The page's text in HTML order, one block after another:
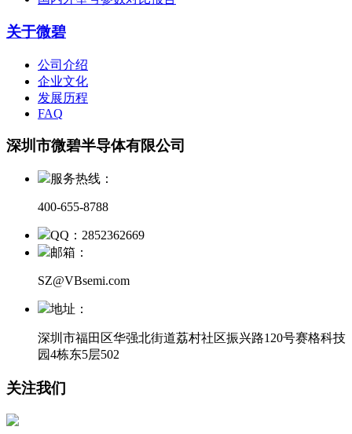
关于微碧
公司介绍
企业文化
发展历程
FAQ
深圳市微碧半导体有限公司
服务热线：
400-655-8788
QQ：2852362669
邮箱：
SZ@VBsemi.com
地址：
深圳市福田区华强北街道荔村社区振兴路120号赛格科技
园4栋东5层502
关注我们